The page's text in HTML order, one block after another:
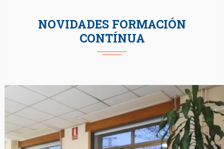
NOVIDADES FORMACIÓN
CONTÍNUA